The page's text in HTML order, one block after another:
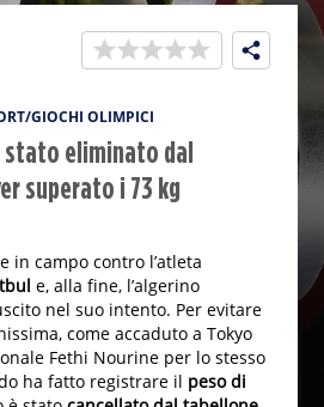
GIOCHI OLIMPICI
stato eliminato dal
superato i 73 kg
in campo contro l’atleta
e, alla fine, l’algerino
nel suo intento. Per evitare
come accaduto a Tokyo
Fethi Nourine per lo stesso
ha fatto registrare il peso di